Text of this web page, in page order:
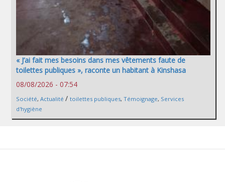
« J’ai fait mes besoins dans mes vêtements faute de
toilettes publiques », raconte un habitant à Kinshasa
08/08/2026 - 07:54
Société, Actualité / toilettes publiques, Témoignage, Services
d'hygiène